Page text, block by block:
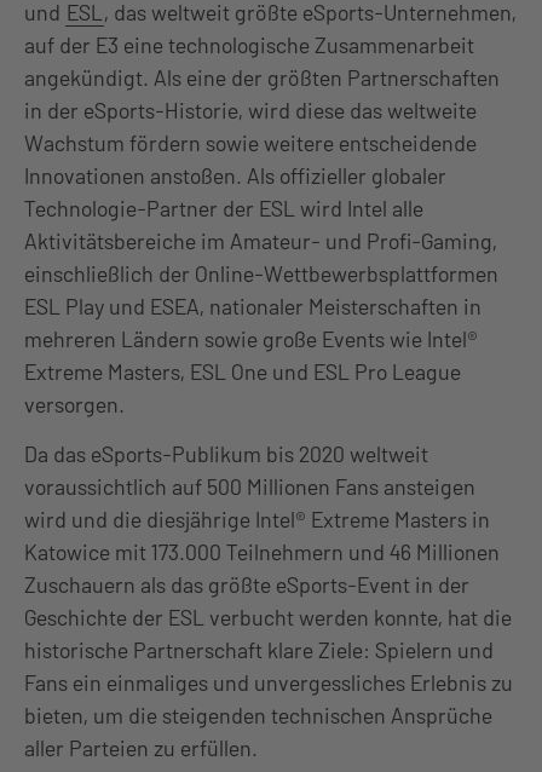
und ESL , das weltweit größte eSports-Unternehmen,
auf der E3 eine technologische Zusammenarbeit
angekündigt. Als eine der größten Partnerschaften
in der eSports-Historie, wird diese das weltweite
Wachstum fördern sowie weitere entscheidende
Innovationen anstoßen. Als offizieller globaler
Technologie-Partner der ESL wird Intel alle
Aktivitätsbereiche im Amateur- und Profi-Gaming,
einschließlich der Online-Wettbewerbsplattformen
ESL Play und ESEA, nationaler Meisterschaften in
mehreren Ländern sowie große Events wie Intel®
Extreme Masters, ESL One und ESL Pro League
versorgen.
Da das eSports-Publikum bis 2020 weltweit
voraussichtlich auf 500 Millionen Fans ansteigen
wird und die diesjährige Intel® Extreme Masters in
Katowice mit 173.000 Teilnehmern und 46 Millionen
Zuschauern als das größte eSports-Event in der
Geschichte der ESL verbucht werden konnte, hat die
historische Partnerschaft klare Ziele: Spielern und
Fans ein einmaliges und unvergessliches Erlebnis zu
bieten, um die steigenden technischen Ansprüche
aller Parteien zu erfüllen.